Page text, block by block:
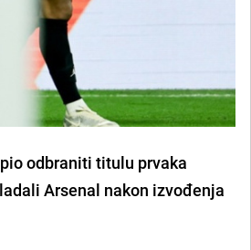
odbraniti titulu prvaka
Arsenal nakon izvođenja